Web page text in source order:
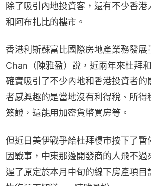
除了吸引內地投資客，還有不少香港
和阿布扎比的樓市。
香港利斯蘇富比國際房地產業務發展
Chan（陳雅盈）說，近兩年來杜拜
確實吸引了不少內地和香港投資者的
者感興趣的是當地沒有利得稅、所得
簽證，還能用加密貨幣買房等。
但近日美伊戰爭給杜拜樓市按下了暫
因戰事，中東那邊開發商的人飛不過
遲了原定於本月中旬的線下房產項目